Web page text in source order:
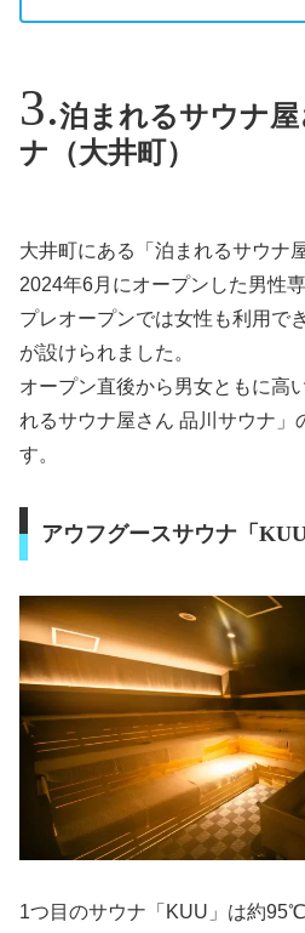
泊まれるサウナ
ナ（大井町）
大井町にある「泊まれるサウナ
2024年6月にオープンした男性専
プレオープンでは女性も利用で
が設けられました。
オープン直後から男女ともに高
れるサウナ屋さん 品川サウナ」
す。
アウフグースサウナ「KUU
1つ目のサウナ「KUU」は約95℃